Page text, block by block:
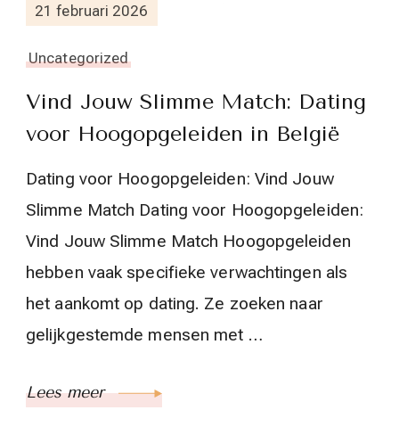
21 februari 2026
Uncategorized
Vind Jouw Slimme Match: Dating
voor Hoogopgeleiden in België
Dating voor Hoogopgeleiden: Vind Jouw
Slimme Match Dating voor Hoogopgeleiden:
Vind Jouw Slimme Match Hoogopgeleiden
hebben vaak specifieke verwachtingen als
het aankomt op dating. Ze zoeken naar
gelijkgestemde mensen met …
Lees meer